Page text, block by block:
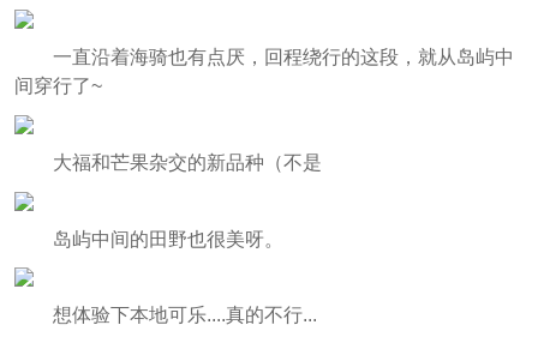
一直沿着海骑也有点厌，回程绕行的这段，就从岛屿中
间穿行了~
大福和芒果杂交的新品种（不是
岛屿中间的田野也很美呀。
想体验下本地可乐....真的不行...